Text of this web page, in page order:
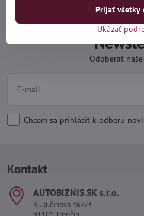
Odoberať
Chcem sa prihlásiť k odberu
Kontakt
AUTOBIZNIS​.SK s​.r​.o​.
Kukučínova 467/3
Ukázať
Prijať všetky